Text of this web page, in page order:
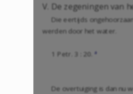
V. De zegeningen van
Die eertijds
werden door het water.
1 Petr. 3 : 20. a
De overtuiging is dan nu